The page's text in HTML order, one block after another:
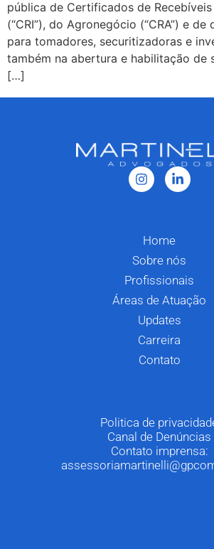
pública de Certificados de
(“CRI”), do Agronegócio (“CRA”) e
para tomadores, securitizadoras e
também na abertura e habilitação de
[…]
Home
Sobre nós
Profissionais
Áreas de Atuação
Updates
Carreira
Contato
Politica de
Canal de Denúncias
Contato imprensa: